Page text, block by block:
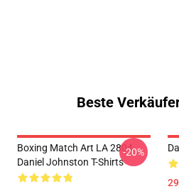
Beste
Boxing Match Art LA 2804
Daniel Johnston T-Shirts
-20%